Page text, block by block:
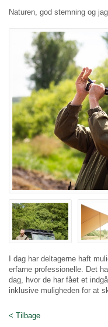
Naturen, god stemning og
I dag har deltagerne haft
erfarne professionelle. Det
dag, hvor de har fået et
inklusive muligheden for at
< Tilbage